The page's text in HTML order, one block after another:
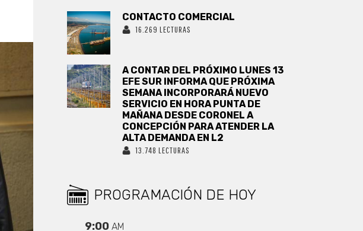
CONTACTO COMERCIAL
16.269 LECTURAS
A CONTAR DEL PRÓXIMO LUNES 13
EFE SUR INFORMA QUE PRÓXIMA
SEMANA INCORPORARÁ NUEVO
SERVICIO EN HORA PUNTA DE
MAÑANA DESDE CORONEL A
CONCEPCIÓN PARA ATENDER LA
ALTA DEMANDA EN L2
13.748 LECTURAS
PROGRAMACIÓN DE HOY
9:00AM